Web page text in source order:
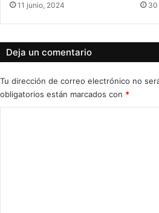
11 junio, 2024 30
Deja un comentario
Tu dirección de correo electrónico no
obligatorios están marcados con *